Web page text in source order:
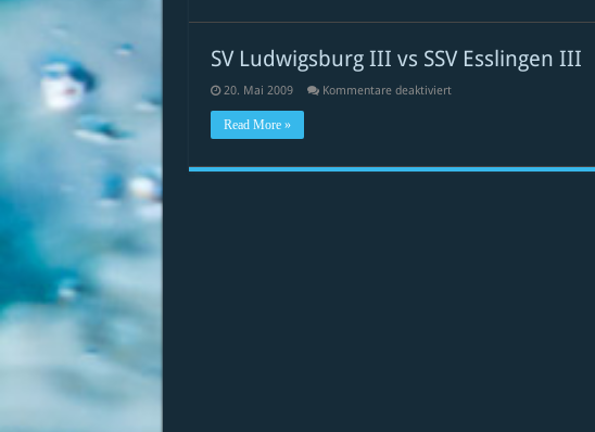
SV Ludwigsburg III vs SSV Esslingen III
20. Mai 2009 Kommentare deaktiviertfür
Esslingen
Read More »